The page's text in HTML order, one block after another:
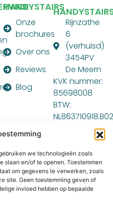
we technologieën zoals
slaan en/of te openen. Toestemmen
om gegevens te verwerken, zoals
site. Geen toestemming geven of
invloed hebben op bepaalde
HANDYSTAIRS
Onze
brochures
Over ons
Reviews
Blog
Rijnzathe
6
(verhuisd)
3454PV
De Meern
KVK nummer:
85698008
BTW:
NL863710918.B02
VAN: